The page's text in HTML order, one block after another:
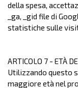
della spesa,
_ga, _gid file di
statistiche sulle
ARTICOLO 7 - ETÀ
Utilizzando questo
maggiore età nel